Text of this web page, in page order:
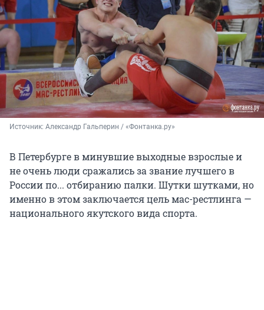
Источник: Александр Гальперин / «Фонтанка.ру»
В Петербурге в минувшие выходные взрослые и
не очень люди сражались за звание лучшего в
России по... отбиранию палки. Шутки шутками, но
именно в этом заключается цель мас-рестлинга —
национального якутского вида спорта.